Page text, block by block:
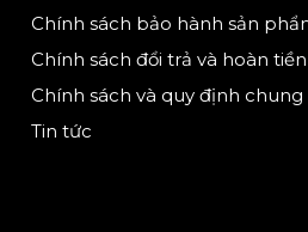
Chính sách bảo hành sản
Chính sách đổi trả và hoàn tiền
Chính sách và quy định chung
Tin tức